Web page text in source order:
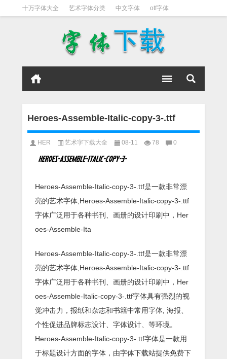
十万字体大全 艺术字体分类 中文字体 otf字体
Heroes-Assemble-Italic-copy-3-.ttf
HER 艺术字下载大全 08-11 78 0
Heroes-Assemble-Italic-copy-3-.ttf是一款非常漂
亮的艺术字体,Heroes-Assemble-Italic-copy-3-.ttf
字体广泛用于各种书刊、画册的设计印刷中，Her
oes-Assemble-Ita
Heroes-Assemble-Italic-copy-3-.ttf是一款非常漂
亮的艺术字体,Heroes-Assemble-Italic-copy-3-.ttf
字体广泛用于各种书刊、画册的设计印刷中，Her
oes-Assemble-Italic-copy-3-.ttf字体具有强烈的视
觉冲击力，报纸和杂志和书籍中常用字体, 海报、
个性促进品牌标志设计、字体设计、等环境。
Heroes-Assemble-Italic-copy-3-.ttf字体是一款用
于标题设计方面的字体，由字体下载站提供免费下